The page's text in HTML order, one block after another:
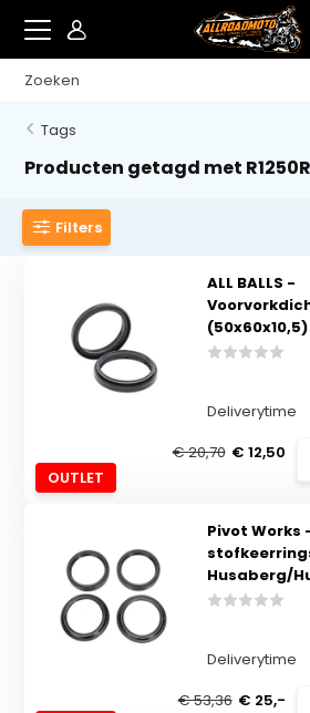
Tags
Producten getagd met
Filters
OUTLET
ALL BALLS -
Deliverytime
€ 20,70 € 12,50
Pivot Works
Husaberg/
Deliverytime
€ 53,36 € 25,-